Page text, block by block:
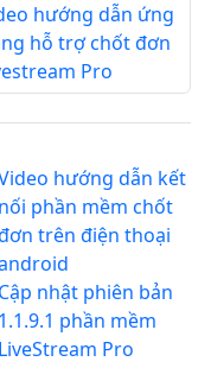
hướng dẫn ứng
hỗ trợ chốt đơn
Pro
hướng dẫn kết
nối phần mềm chốt
trên điện thoại
Cập nhật phiên bản
1.1.9.1 phần mềm
LiveStream Pro